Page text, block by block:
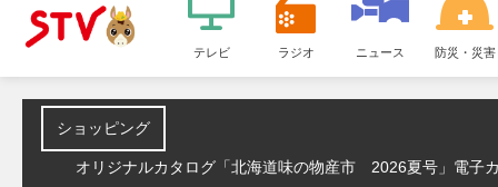
ＳＴＶ札
幌テレビ
ュ
ー
テレビ ラジオ ニュース 防災・災害
ショッピング
オリジナルカタログ「北海道味の物産市 2026夏号」電子